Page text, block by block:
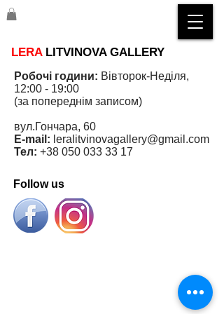
LERA LITVINOVA GALLERY
Робочі години: Вівторок-Неділя,
12:00 - 19:00
(за попереднім записом)
вул.Гончара, 60
E-mail: leralitvinovagallery@gmail.com
Тел: +38 050 033 33 17
Follow us